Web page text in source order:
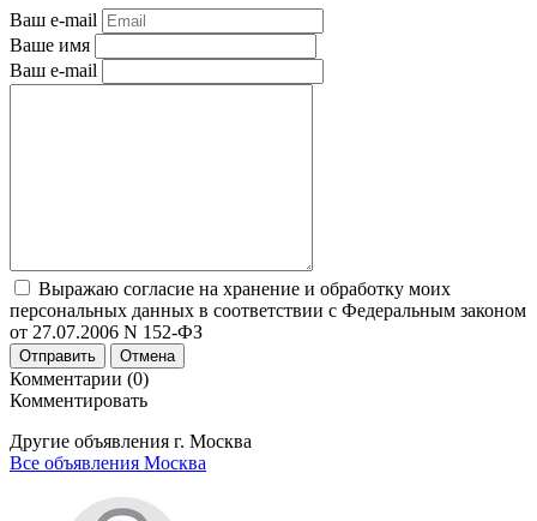
Ваш e-mail
Ваше имя
Ваш e-mail
Выражаю согласие на хранение и обработку моих
персональных данных в соответствии с Федеральным законом
от 27.07.2006 N 152-ФЗ
Отправить Отмена
Комментарии (0)
Комментировать
Другие объявления г. Москва
Все объявления Москва